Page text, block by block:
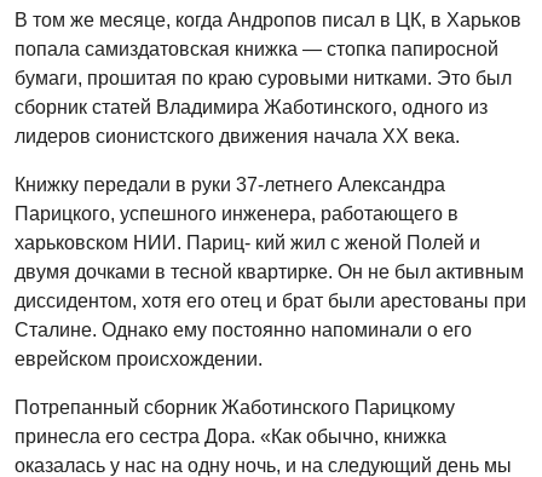
В том же месяце, когда Андропов писал в ЦК, в Харьков
попала самиздатовская книжка — стопка папиросной
бумаги, прошитая по краю суровыми нитками. Это был
сборник статей Владимира Жаботинского, одного из
лидеров сионистского движения начала ХХ века.
Книжку передали в руки 37-летнего Александра
Парицкого, успешного инженера, работающего в
харьковском НИИ. Париц- кий жил с женой Полей и
двумя дочками в тесной квартирке. Он не был активным
диссидентом, хотя его отец и брат были арестованы при
Сталине. Однако ему постоянно напоминали о его
еврейском происхождении.
Потрепанный сборник Жаботинского Парицкому
принесла его сестра Дора. «Как обычно, книжка
оказалась у нас на одну ночь, и на следующий день мы